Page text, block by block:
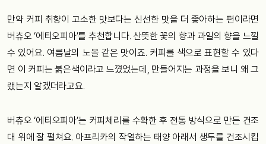
만약 커피 취향이 고소한 맛보다는 신선한 맛을 더 좋아하는 편이라면
버츄오 ‘에티오피아’를 추천합니다. 산뜻한 꽃의 향과 과일의 향을 느낄
수 있어요. 여름날의 노을 같은 맛이죠. 커피를 색으로 표현할 수 있다
면 이 커피는 붉은색이라고 느꼈었는데, 만들어지는 과정을 보니 왜 그
랬는지 알겠더라고요.
버츄오 ‘에티오피아’는 커피체리를 수확한 후 전통 방식으로 만든 건조
대 위에 잘 펼쳐요. 아프리카의 작열하는 태양 아래서 생두를 건조시킵